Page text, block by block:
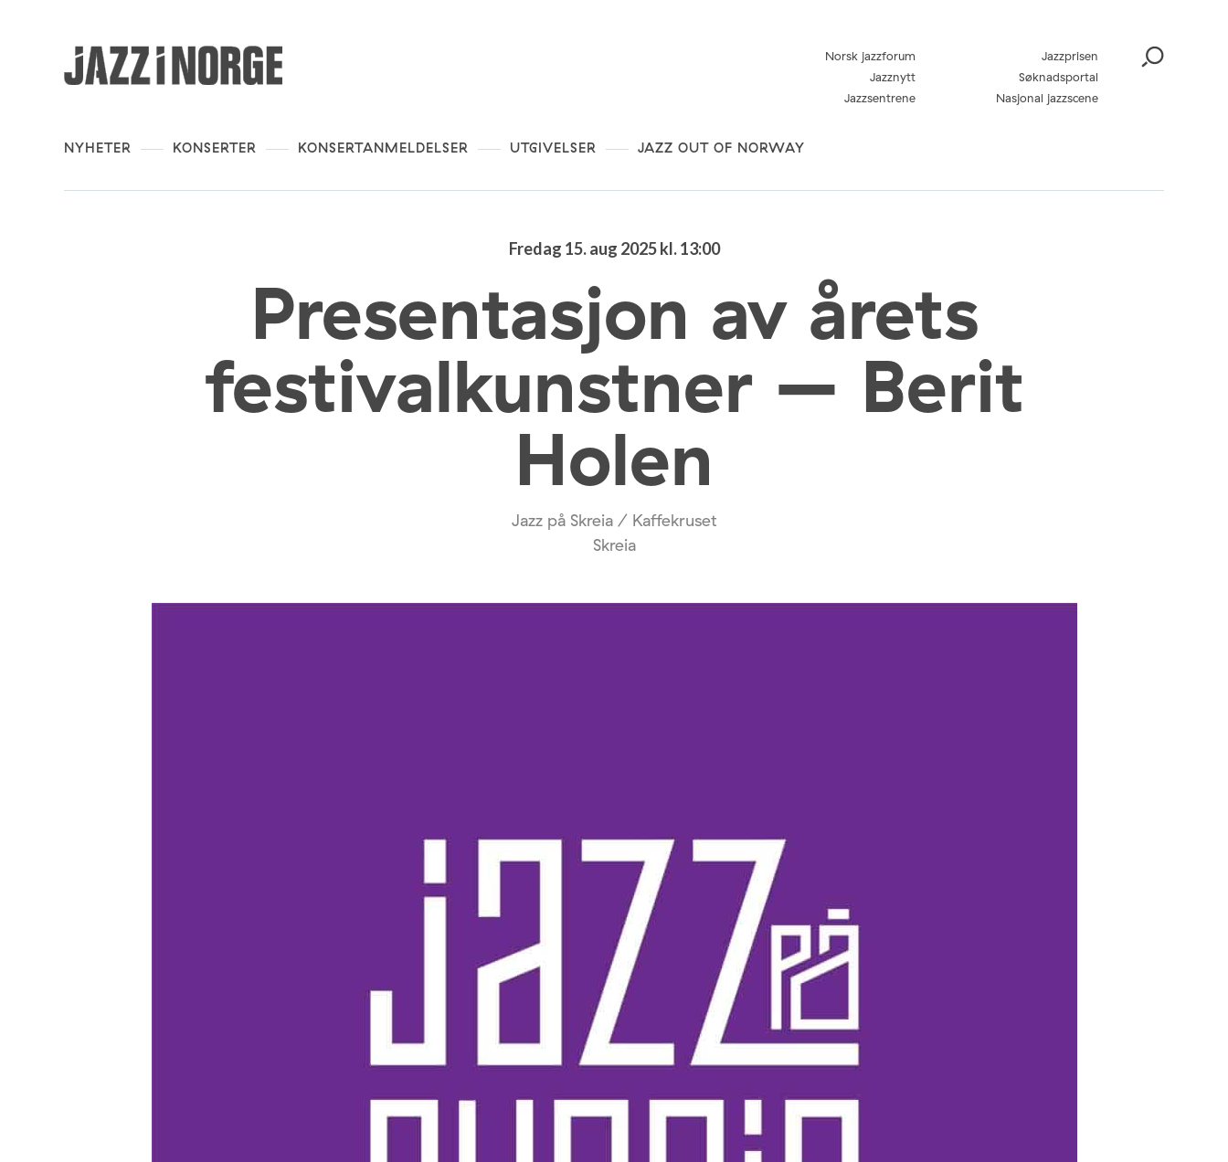
NYHETER KONSERTER KONSERTANMELDELSER UTGIVELSER JAZZ OUT OF NORWAY
Norsk jazzforum
Jazzprisen
Jazznytt
Søknadsportal
Jazzsentrene
Nasjonal jazzscene
Fredag 15. aug 2025 kl. 13:00
Presentasjon av årets
festivalkunstner – Berit
Holen
Jazz på Skreia / Kaffekruset
Skreia